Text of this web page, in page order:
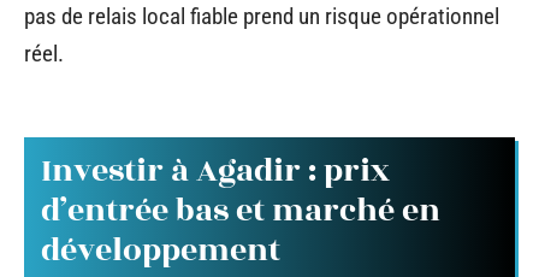
pas de relais local fiable prend un risque opérationnel
réel.
Investir à Agadir : prix
d’entrée bas et marché en
développement